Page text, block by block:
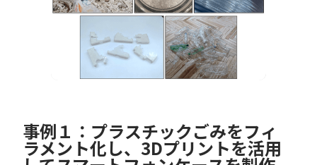
事例１：プラスチックごみをフィ
ラメント化し、3Dプリントを活用